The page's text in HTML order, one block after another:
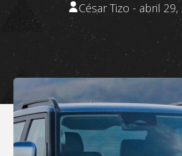
César Tizo - abril 29,